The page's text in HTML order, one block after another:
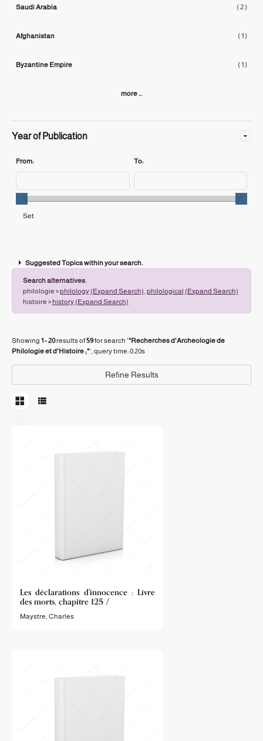
Saudi Arabia ( 2 )
Afghanistan ( 1 )
Byzantine Empire ( 1 )
more ...
Year of Publication
From: To:
Suggested Topics within your search.
Search alternatives:
philologie »philology (Expand Search), philological (Expand Search)
histoire »history (Expand Search)
Showing 1 - 20results of59for search '"Recherches d'Archeologie de
Philologie et d'Histoire ;"', query time: 0.20s
Refine Results
Les déclarations d'innocence : Livre
des morts, chapitre 125 /
Maystre, Charles